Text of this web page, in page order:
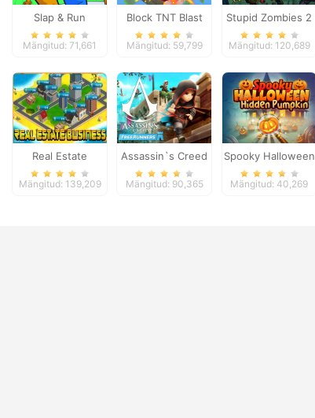
Slap & Run
Mängitud: 71,661
Block TNT Blast
Mängitud: 59,799
Stupid Zombies 2
Mängitud: 120,689
Real Estate
Business
Mängitud: 139,209
Assassin`s Creed
Freerunners
Mängitud: 90,365
Spooky Halloween
Hidden Pumpkin
Mängitud: 40,269